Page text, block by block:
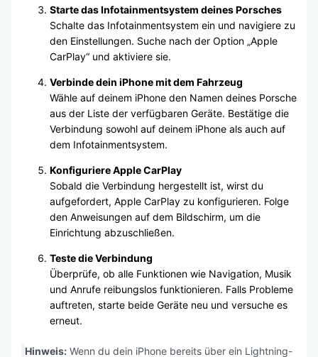
Starte das Infotainmentsystem deines Porsches
Schalte das Infotainmentsystem ein und navigiere zu
den Einstellungen. Suche nach der Option „Apple
CarPlay“ und aktiviere sie.
Verbinde dein iPhone mit dem Fahrzeug
Wähle auf deinem iPhone den Namen deines Porsche
aus der Liste der verfügbaren Geräte. Bestätige die
Verbindung sowohl auf deinem iPhone als auch auf
dem Infotainmentsystem.
Konfiguriere Apple CarPlay
Sobald die Verbindung hergestellt ist, wirst du
aufgefordert, Apple CarPlay zu konfigurieren. Folge
den Anweisungen auf dem Bildschirm, um die
Einrichtung abzuschließen.
Teste die Verbindung
Überprüfe, ob alle Funktionen wie Navigation, Musik
und Anrufe reibungslos funktionieren. Falls Probleme
auftreten, starte beide Geräte neu und versuche es
erneut.
Hinweis:Wenn du dein iPhone bereits über ein Lightning-